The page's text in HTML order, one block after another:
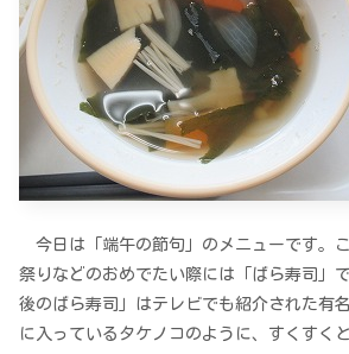
今日は「端午の節句」のメニューです。
祭りなどのおめでたい際には「ばら寿司」
後のばら寿司」はテレビでも紹介された有
に入っているタケノコのように、すくすく